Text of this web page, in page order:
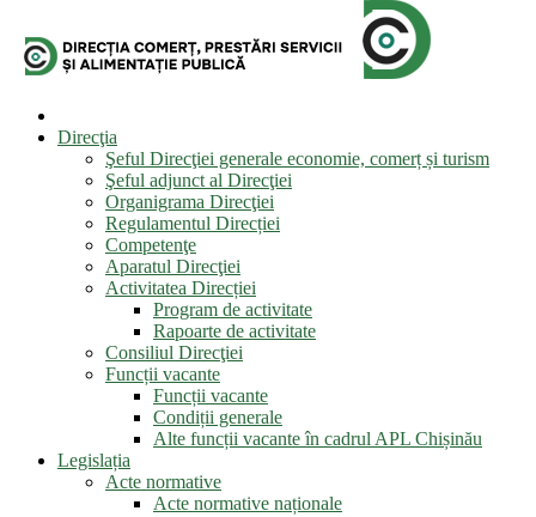
Direcţia
Şeful Direcţiei generale economie, comerț și turism
Şeful adjunct al Direcţiei
Organigrama Direcţiei
Regulamentul Direcției
Competenţe
Aparatul Direcţiei
Activitatea Direcției
Program de activitate
Rapoarte de activitate
Consiliul Direcţiei
Funcții vacante
Funcții vacante
Condiții generale
Alte funcții vacante în cadrul APL Chișinău
Legislația
Acte normative
Acte normative naționale